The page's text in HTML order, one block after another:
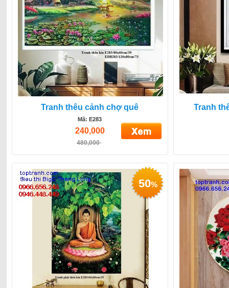
Tranh thêu cảnh chợ quê
Mã: E283
240,000
480,000
Tranh
50%